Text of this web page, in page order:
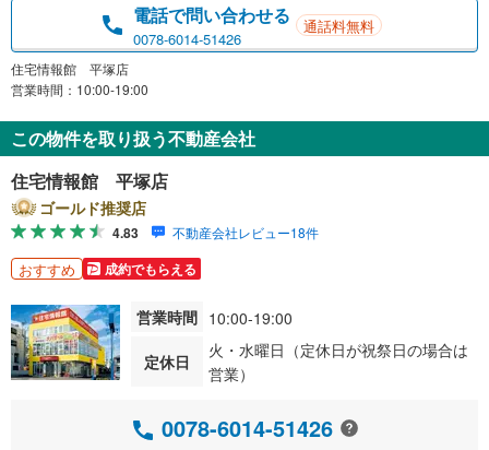
電話で問い合わせる
0078-6014-51426
通話料無料
住宅情報館 平塚店
営業時間：10:00-19:00
この物件を取り扱う不動産会社
住宅情報館 平塚店
ゴールド推奨店
4.83 不動産会社レビュー18件
おすすめ 成約でもらえる
営業時間 10:00-19:00
定休日
火・水曜日（定休日が祝祭日の場合は
営業）
0078-6014-51426